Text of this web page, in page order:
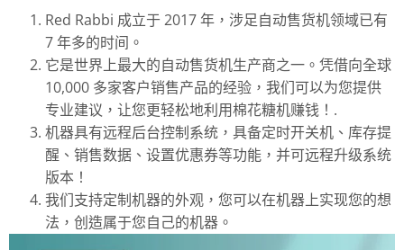
Red Rabbi 成立于 2017 年，涉足自动售货机领域已有
7 年多的时间。
它是世界上最大的自动售货机生产商之一。凭借向全球
10,000 多家客户销售产品的经验，我们可以为您提供
专业建议，让您更轻松地利用棉花糖机赚钱！.
机器具有远程后台控制系统，具备定时开关机、库存提
醒、销售数据、设置优惠券等功能，并可远程升级系统
版本！
我们支持定制机器的外观，您可以在机器上实现您的想
法，创造属于您自己的机器。